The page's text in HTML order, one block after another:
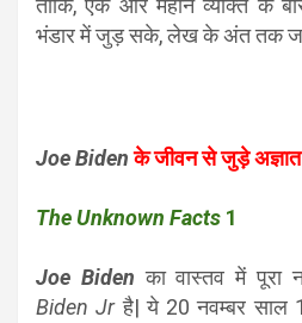
ताकि, एक और महान व्यक्ति के
भंडार में जुड़ सके, लेख के अंत तक
Joe Biden के जीवन से जुड़े
The Unknown Facts 1
Joe Biden का वास्तव में पूरा
Biden Jrहै| ये 20 नवम्बर साल